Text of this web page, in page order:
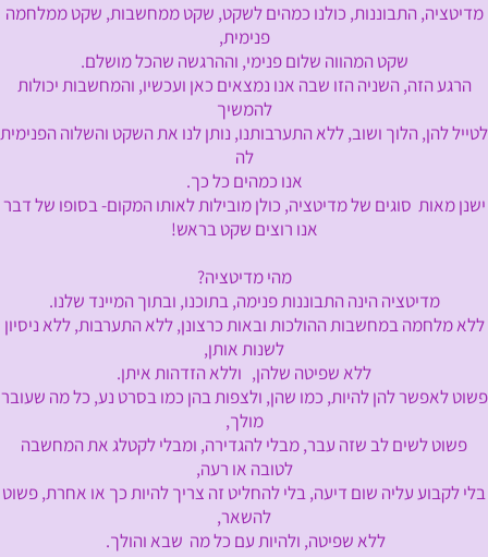
מדיטציה, התבוננות, כולנו כמהים לשקט, שקט ממחשבות, שקט ממלחמה
פנימית,
שקט המהווה שלום פנימי, וההרגשה שהכל מושלם.
הרגע הזה, השניה הזו שבה אנו נמצאים כאן ועכשיו, והמחשבות יכולות
להמשיך
לטייל להן, הלוך ושוב, ללא התערבותנו, נותן לנו את השקט והשלוה הפנימית
לה
אנו כמהים כל כך.
ישנן מאות סוגים של מדיטציה, כולן מובילות לאותו המקום- בסופו של דבר
אנו רוצים שקט בראש!
מהי מדיטציה?
מדיטציה הינה התבוננות פנימה, בתוכנו, ובתוך המיינד שלנו.
ללא מלחמה במחשבות ההולכות ובאות כרצונן, ללא התערבות, ללא ניסיון
לשנות אותן,
ללא שפיטה שלהן, וללא הזדהות איתן.
פשוט לאפשר להן להיות, כמו שהן, ולצפות בהן כמו בסרט נע, כל מה שעובר
מולך,
פשוט לשים לב שזה עבר, מבלי להגדירה, ומבלי לקטלג את המחשבה
לטובה או רעה,
בלי לקבוע עליה שום דיעה, בלי להחליט זה צריך להיות כך או אחרת, פשוט
להשאר,
ללא שפיטה, ולהיות עם כל מה שבא והולך.